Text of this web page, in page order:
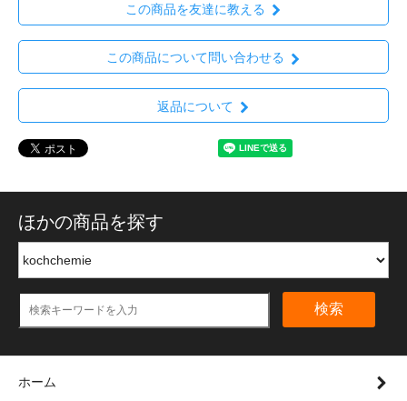
この商品を友達に教える
この商品について問い合わせる
返品について
ほかの商品を探す
検索
ホーム